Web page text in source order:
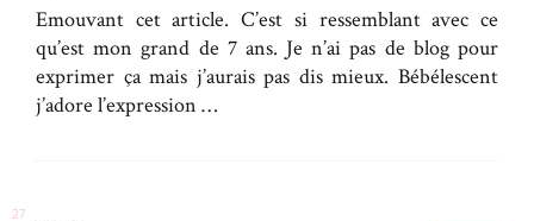
Emouvant cet article. C’est si ressemblant avec ce
qu’est mon grand de 7 ans. Je n’ai pas de blog pour
exprimer ça mais j’aurais pas dis mieux. Bébélescent
j’adore l’expression …